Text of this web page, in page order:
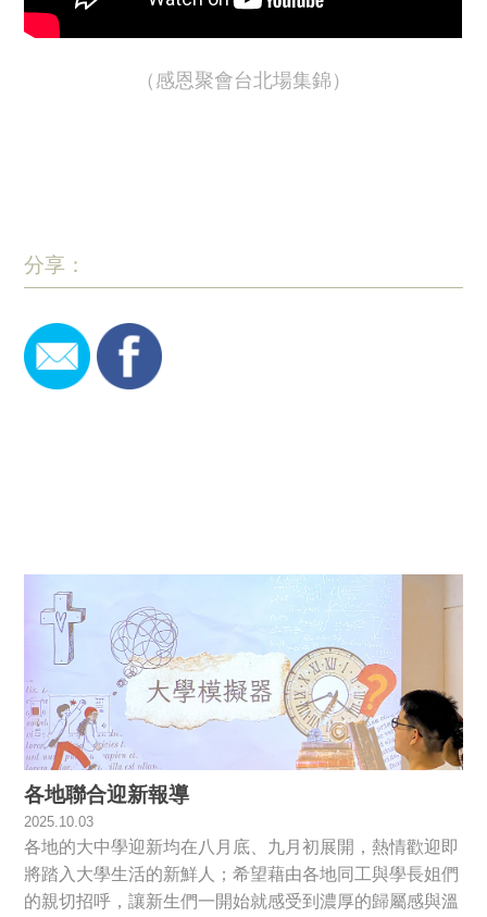
（感恩聚會台北場集錦）
分享：
各地聯合迎新報導
2025.10.03
各地的大中學迎新均在八月底、九月初展開，熱情歡迎即
將踏入大學生活的新鮮人；希望藉由各地同工與學長姐們
的親切招呼，讓新生們一開始就感受到濃厚的歸屬感與溫